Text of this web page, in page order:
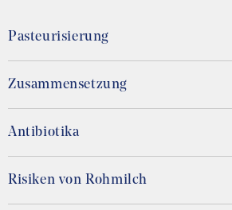
Pasteurisierung
Zusammensetzung
Antibiotika
Risiken von Rohmilch